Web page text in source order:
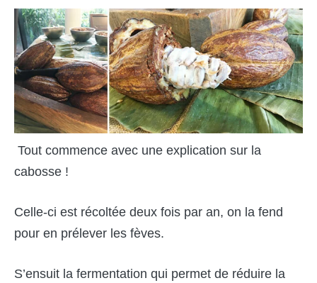
Tout commence avec une explication sur la
cabosse !
Celle-ci est récoltée deux fois par an, on la fend
pour en prélever les fèves.
S’ensuit la fermentation qui permet de réduire la